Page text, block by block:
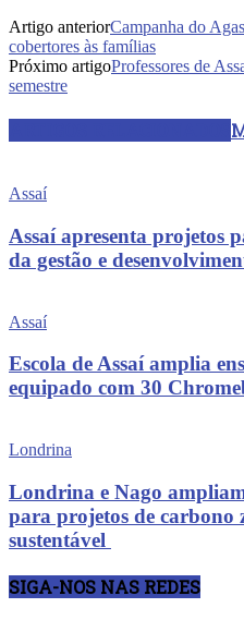
Artigo anteriorCampanha do
cobertores às famílias
Próximo artigoProfessores de
semestre
Assaí
Assaí apresenta projetos
da gestão e
Assaí
Escola de Assaí amplia
equipado com 30
Londrina
Londrina e Nago
para projetos de carbono
sustentável
SIGA-NOS NAS REDES